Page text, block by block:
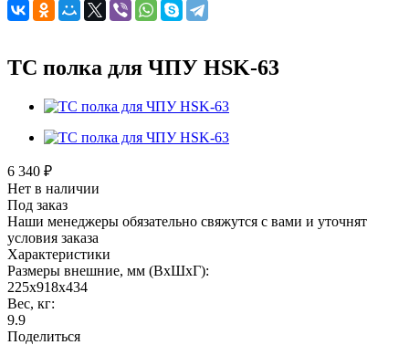
TC полка для ЧПУ HSK-63
6 340 ₽
Нет в наличии
Под заказ
Наши менеджеры обязательно свяжутся с вами и уточнят
условия заказа
Характеристики
Размеры внешние, мм (ВхШхГ):
225x918x434
Вес, кг:
9.9
Поделиться